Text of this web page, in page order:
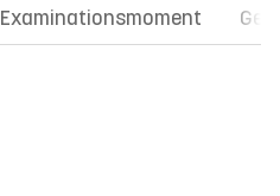
Examinationsmoment